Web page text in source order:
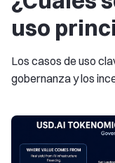
uso
Los casos de uso
gobernanza y los